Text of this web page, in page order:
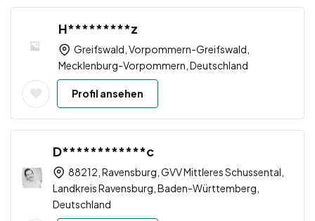
H*********z
Greifswald, Vorpommern-Greifswald,
Mecklenburg-Vorpommern, Deutschland
Profil ansehen
D************c
88212, Ravensburg, GVV Mittleres Schussental,
Landkreis Ravensburg, Baden-Württemberg,
Deutschland